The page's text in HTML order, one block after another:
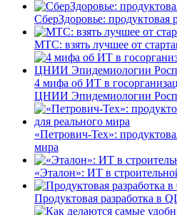
СберЗдоровье: продуктовая
МТС: взять лучшее от
4 мифа об ИТ в
ЦНИИ Эпидемиологии
«Петрович-Тех»:
мира
«Эталон»: ИТ в
Продуктовая разработка в